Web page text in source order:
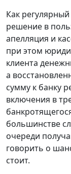
Как
решение в
апелляция и
при этом
клиента
а
сумму к банку
включения в
большинстве
очереди
говорить о
стоит.